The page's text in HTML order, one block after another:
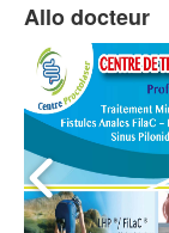
Contact
Allo docteur